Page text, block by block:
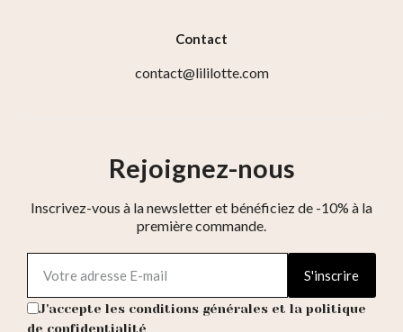
Contact
contact@lililotte.com
Rejoignez-nous
Inscrivez-vous à la newsletter et bénéficiez de -10% à la
première commande.
S'inscrire
J'accepte les conditions générales et la politique
de confidentialité